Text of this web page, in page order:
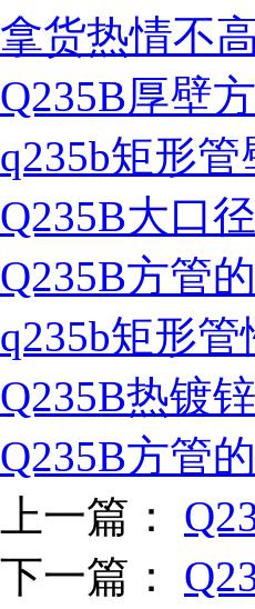
拿货热情不
Q235B厚壁
q235b矩形
Q235B大口
Q235B方管
q235b矩形
Q235B热镀
Q235B方管
上一篇：
下一篇：